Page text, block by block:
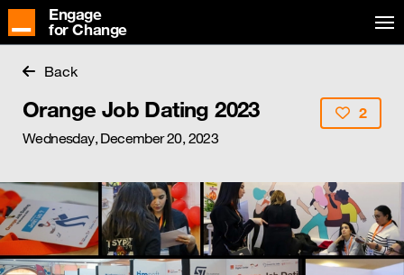
Engage
for Change
Back
Orange Job Dating 2023
Wednesday, December 20, 2023
2